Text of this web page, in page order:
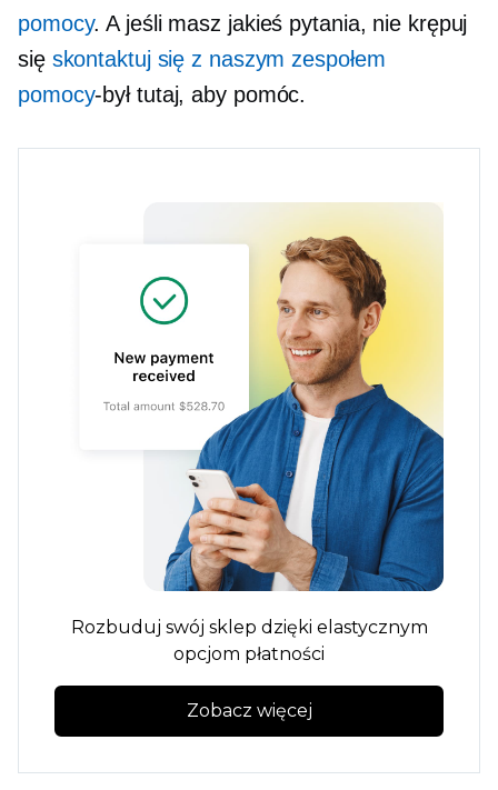
pomocy. A jeśli masz jakieś pytania, nie krępuj
się skontaktuj się z naszym zespołem
pomocy-byłtutaj, aby pomóc.
Rozbuduj swój sklep dzięki elastycznym
opcjom płatności
Zobacz więcej